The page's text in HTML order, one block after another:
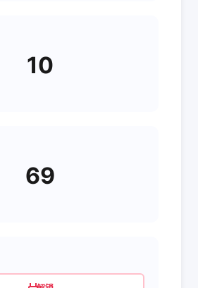
10
69